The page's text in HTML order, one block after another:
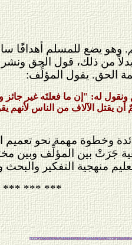
. وهو يضع للمسلم أهدافًا
من ذلك، قول الحق
الحق. يقول المؤلِّف:
ونقول له: "إن ما فعلتَه غير
يقتل الآلاف من الناس
وخطوة مهمة نحو تعميم
جَرَتْ بين المؤلِّف وبين
منهجية التفكير والبحث
*** *** ***